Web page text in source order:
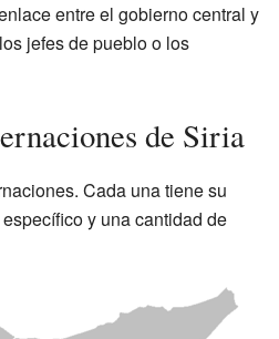
entre el gobierno central y
jefes de pueblo o los
de Siria
Cada una tiene su
y una cantidad de